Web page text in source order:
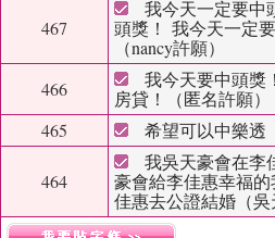
467
我今天一定要中
頭獎！ 我今天一定
（nancy許願）
466
我今天要中頭獎
房貸！（匿名許願）
465
希望可以中樂透
464
我吳天豪會在李
豪會給李佳惠幸福
佳惠去公證結婚（